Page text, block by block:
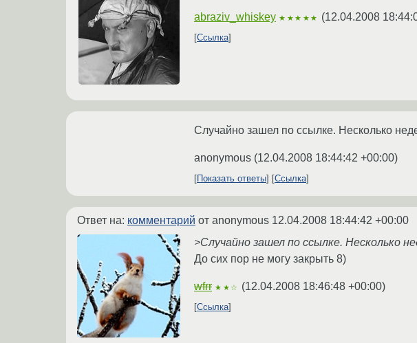
abraziv_whiskey ★★★★★ (12.04.2008
Ссылка
Случайно зашел по ссылке. Несколько
anonymous (12.04.2008 18:44:42 +00:00)
Показать ответы Ссылка
Ответ на: комментарий от anonymous 12.04.2008 18:44:42 +00:00
>Случайно зашел по ссылке. Несколько
До сих пор не могу закрыть 8)
wfrr ★★☆ (12.04.2008 18:46:48 +00:00)
Ссылка